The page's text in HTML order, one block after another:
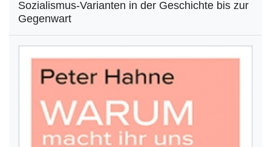
Sozialismus-Varianten in der Geschichte bis zur
Gegenwart